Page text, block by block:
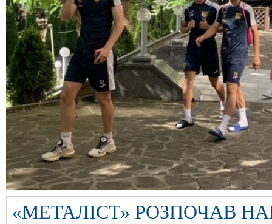
«МЕТАЛІСТ» РОЗПОЧАВ